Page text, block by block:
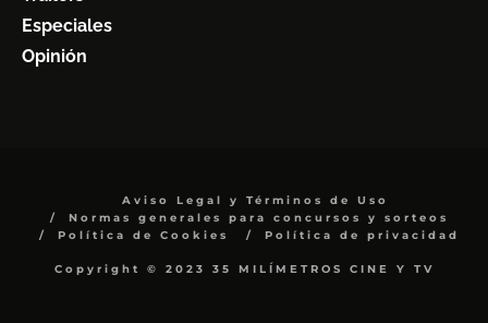
Especiales
Opinión
Aviso Legal y Términos de Uso
Normas generales para concursos y sorteos
Política de Cookies
Política de privacidad
Copyright © 2023 35 MILÍMETROS CINE Y TV